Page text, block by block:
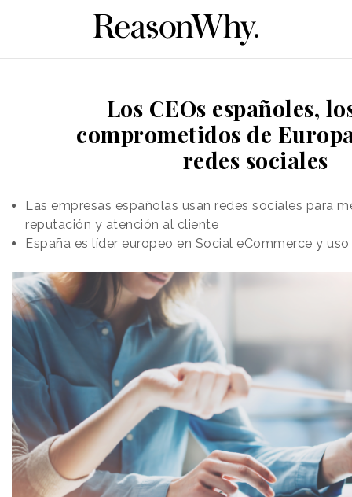
Los CEOs españoles,
comprometidos de
redes sociales
Las empresas españolas usan redes sociales para
reputación y atención al cliente
España es líder europeo en Social eCommerce y